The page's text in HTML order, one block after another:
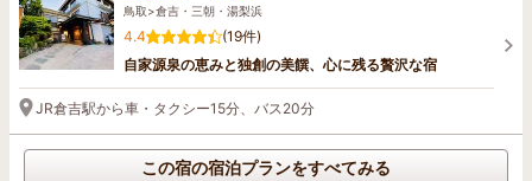
鳥取>倉吉・三朝・湯梨浜
4.4
(19件)
自家源泉の恵みと独創の美饌、心に残る贅沢な宿
JR倉吉駅から車・タクシー15分、バス20分
この宿の宿泊プランをすべてみる